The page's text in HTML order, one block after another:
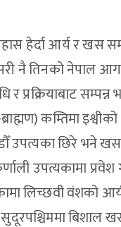
हेर्दा आर्य र खस
नै तिनको नेपाल
र प्रक्रियाबाट
कम्तिमा
उपत्यका छिरे भने
उपत्यकामा
लिच्छवी वंशको
बिशाल